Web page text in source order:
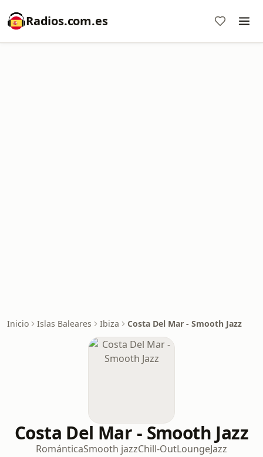
Radios.com.es
Inicio Islas Baleares Ibiza Costa Del Mar - Smooth Jazz
Costa Del Mar - Smooth Jazz
RománticaSmooth jazzChill-OutLoungeJazz